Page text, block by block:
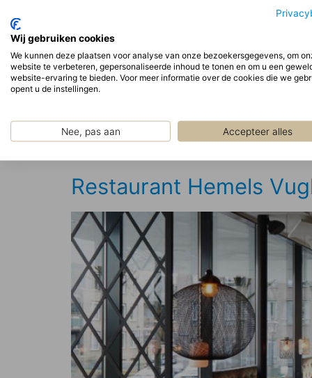
Wij gebruiken cookies
We kunnen deze plaatsen voor analyse van onze bezoekersgegevens, om
website te verbeteren, gepersonaliseerde inhoud te tonen en om u een
website-ervaring te bieden. Voor meer informatie over de cookies die we
opent u de instellingen.
Nee, pas aan Accepteer alles
Restaurant Hemels